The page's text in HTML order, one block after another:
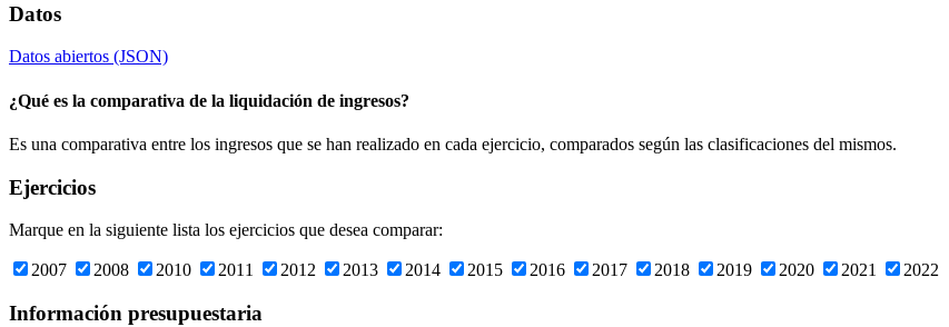
Datos
Datos abiertos (JSON)
¿Qué es la comparativa de la liquidación de ingresos?
Es una comparativa entre los ingresos que se han realizado en cada ejercicio, comparados según las clasificaciones del mismos.
Ejercicios
Marque en la siguiente lista los ejercicios que desea comparar:
2007 2008 2010 2011 2012 2013 2014 2015 2016 2017 2018 2019 2020 2021 2022
Información presupuestaria